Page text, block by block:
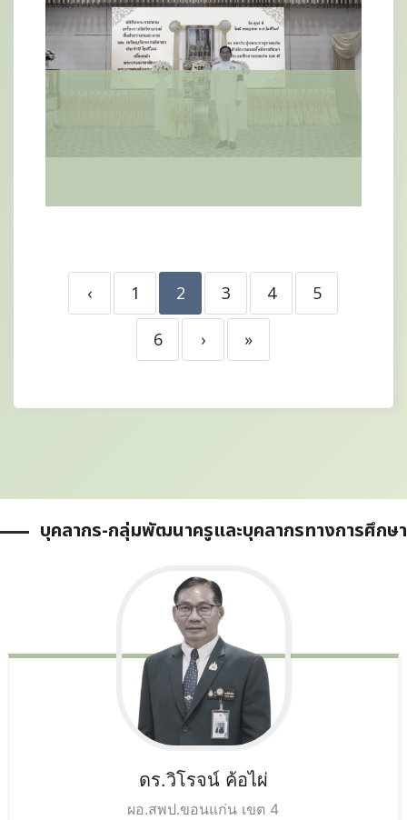
‹ 1 2 3 4 5
6 › »
บุคลากร-กลุ่มพัฒนาครูและบุคลากรทางการศึกษา
ดร.วิโรจน์ ค้อไผ่
ผอ.สพป.ขอนแก่น เขต 4